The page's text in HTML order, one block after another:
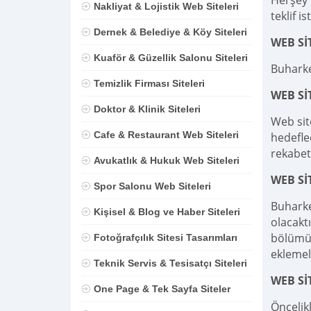
Nakliyat & Lojistik Web Siteleri
Dernek & Belediye & Köy Siteleri
Kuaför & Güzellik Salonu Siteleri
Temizlik Firması Siteleri
Doktor & Klinik Siteleri
Cafe & Restaurant Web Siteleri
Avukatlık & Hukuk Web Siteleri
Spor Salonu Web Siteleri
Kişisel & Blog ve Haber Siteleri
Fotoğrafçılık Sitesi Tasarımları
Teknik Servis & Tesisatçı Siteleri
One Page & Tek Sayfa Siteler
teklif
WEB
WEB
Web
WEB
WEB